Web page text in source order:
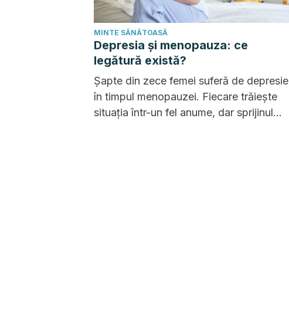
MINTE SĂNĂTOASĂ
Depresia și menopauza: ce
legătură există?
Șapte din zece femei suferă de depresie
în timpul menopauzei. Fiecare trăiește
situația într-un fel anume, dar sprijinul